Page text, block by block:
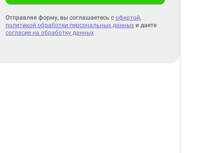
Отправляя форму, вы соглашаетесь с офертой,
политикой обработки персональных данныхи даете
согласие на обработку данных